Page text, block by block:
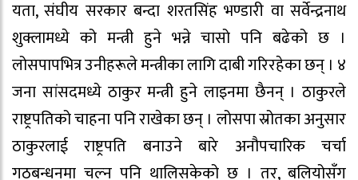
यता, संघीय सरकार बन्दा शरतसिंह भण्डारी वा सर्वेन्द्रनाथ
शुक्लामध्ये को मन्त्री हुने भन्ने चासो पनि बढेको छ ।
लोसपापभित्र उनीहरूले मन्त्रीका लागि दाबी गरिरहेका छन् । ४
जना सांसदमध्ये ठाकुर मन्त्री हुने लाइनमा छैनन् । ठाकुरले
राष्ट्रपतिको चाहना पनि राखेका छन् । लोसपा स्रोतका अनुसार
ठाकुरलाई राष्ट्रपति बनाउने बारे अनौपचारिक चर्चा
गठबन्धनमा चल्न पनि थालिसकेको छ । तर, बलियोसँग